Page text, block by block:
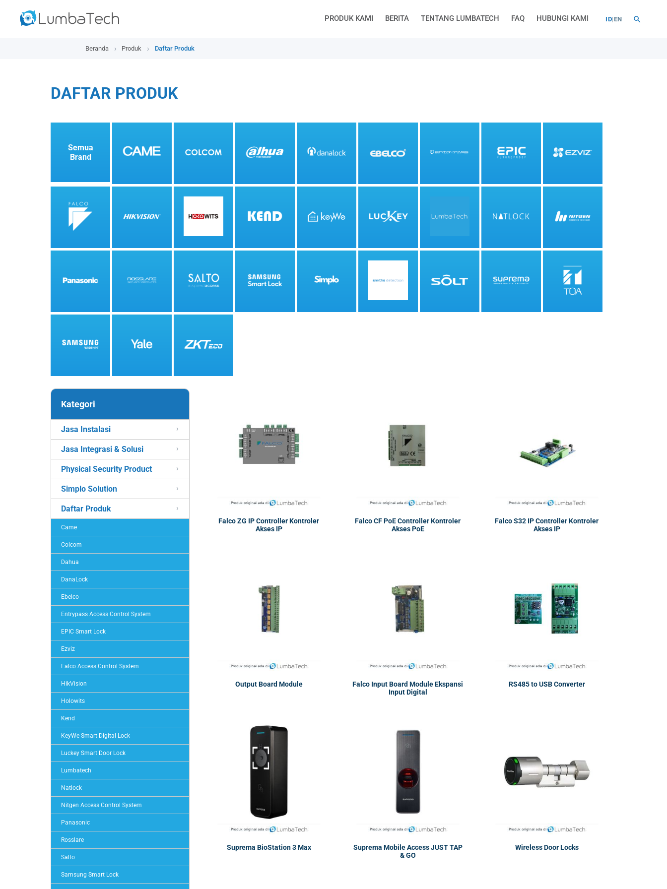
PRODUK KAMI BERITA TENTANG LUMBATECH FAQ HUBUNGI KAMI ID|EN
Beranda Produk Daftar Produk
DAFTAR PRODUK
Semua
Brand
Kategori
Jasa Instalasi
Jasa Integrasi & Solusi
Physical Security Product
Simplo Solution
Daftar Produk
Came
Colcom
Dahua
DanaLock
Ebelco
Entrypass Access Control System
EPIC Smart Lock
Ezviz
Falco Access Control System
HikVision
Holowits
Kend
KeyWe Smart Digital Lock
Luckey Smart Door Lock
Lumbatech
Natlock
Nitgen Access Control System
Panasonic
Rosslare
Salto
Samsung Smart Lock
Falco ZG IP Controller Kontroler
Akses IP
Falco CF PoE Controller Kontroler
Akses PoE
Falco S32 IP Controller Kontroler
Akses IP
Output Board Module
Falco Input Board Module Ekspansi
Input Digital
RS485 to USB Converter
Suprema BioStation 3 Max
Suprema Mobile Access JUST TAP
& GO
Wireless Door Locks